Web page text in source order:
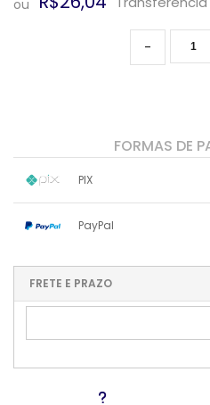
ou
-
FORMAS DE
PIX
.
PayPal
2x sem juros de R$ 14,00
FRETE E PRAZO